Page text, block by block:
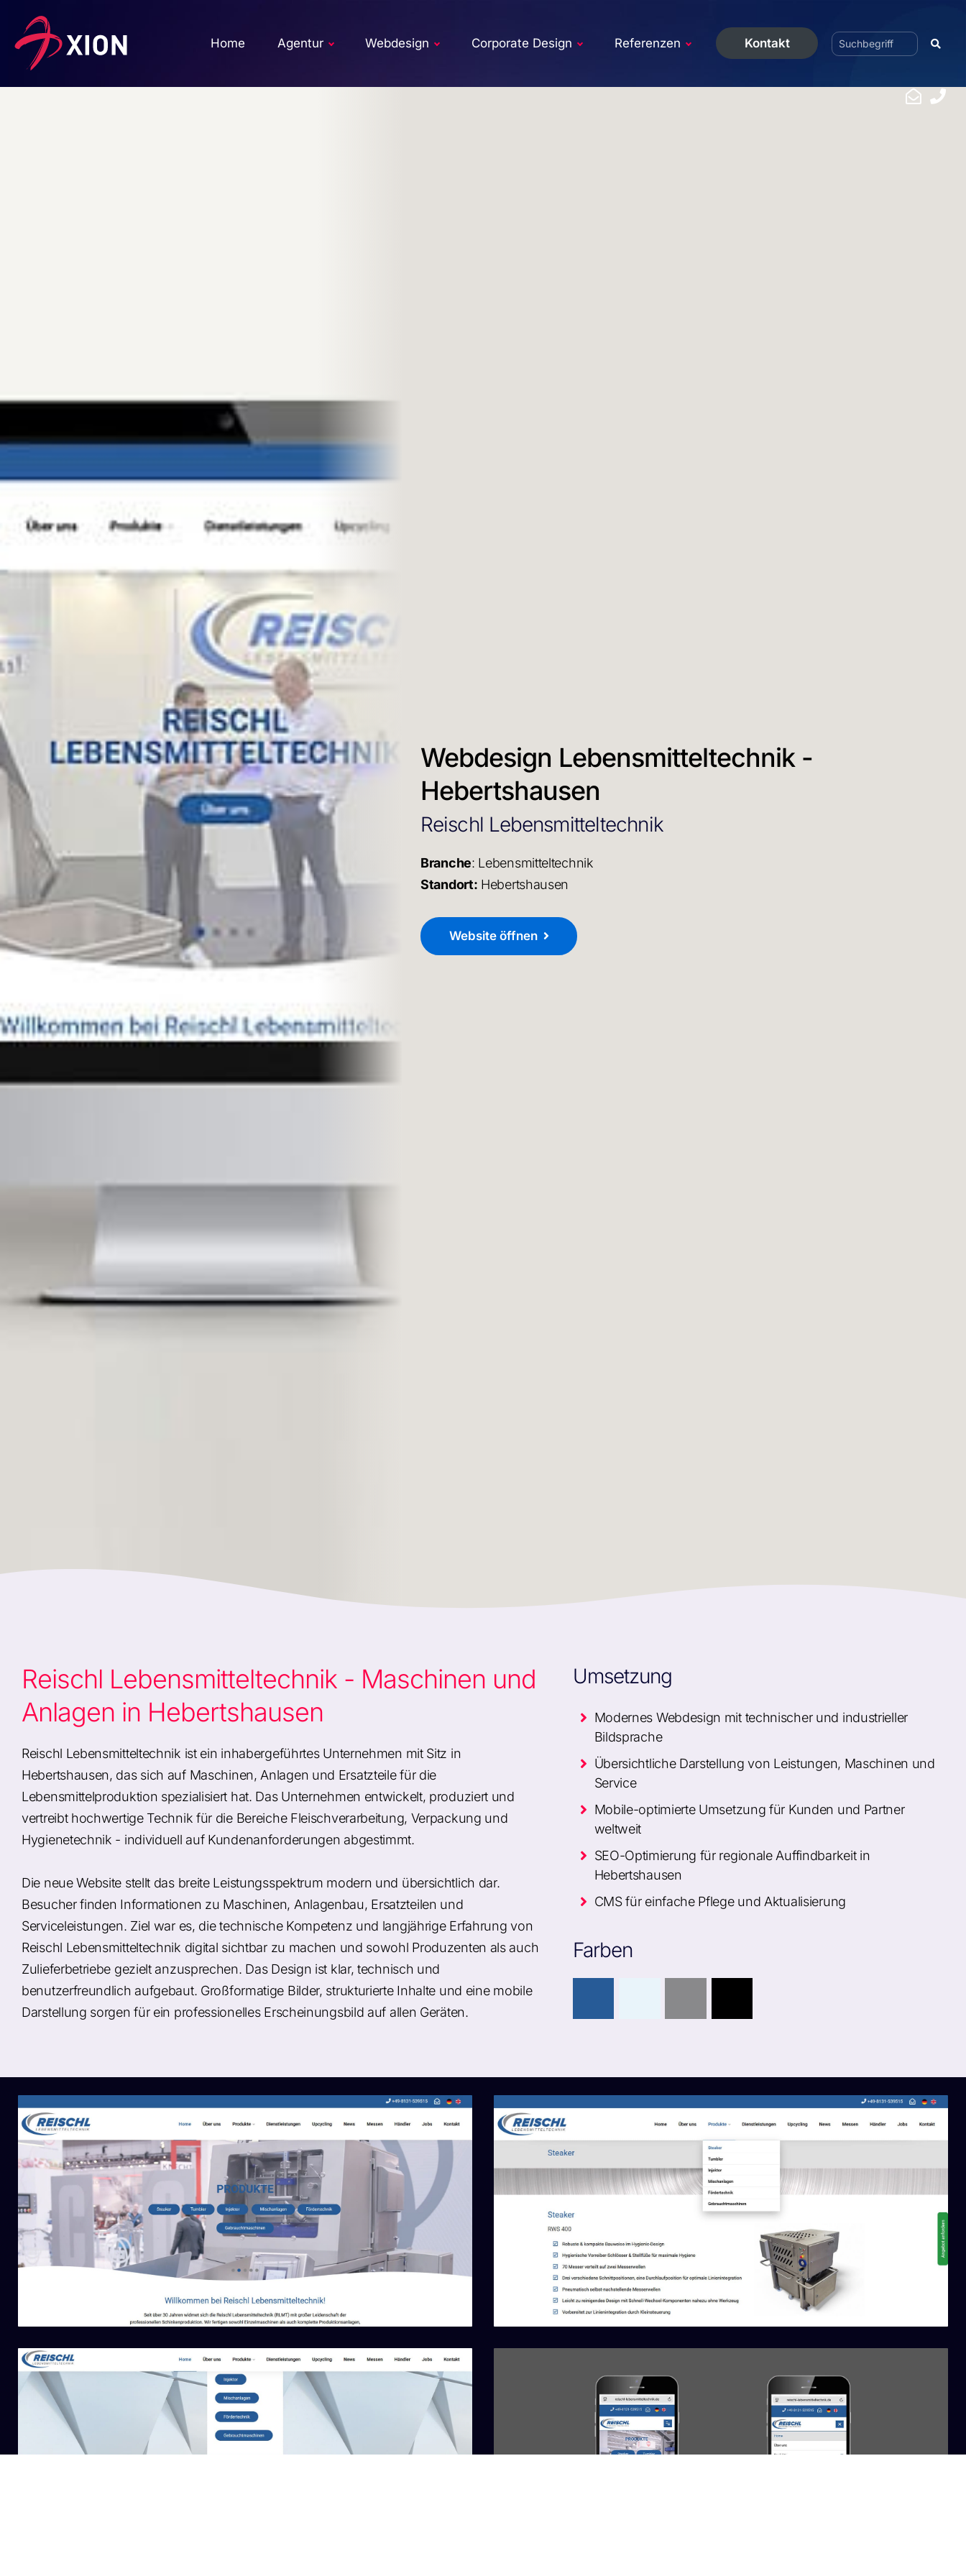
Home Agentur Webdesign Corporate Design Referenzen Kontakt
Webdesign Lebensmitteltechnik -
Hebertshausen
Reischl Lebensmitteltechnik
Branche: Lebensmitteltechnik
Standort: Hebertshausen
Website öffnen
Reischl Lebensmitteltechnik - Maschinen und
Anlagen in Hebertshausen
Reischl Lebensmitteltechnik ist ein inhabergeführtes Unternehmen mit Sitz in
Hebertshausen, das sich auf Maschinen, Anlagen und Ersatzteile für die
Lebensmittelproduktion spezialisiert hat. Das Unternehmen entwickelt, produziert und
vertreibt hochwertige Technik für die Bereiche Fleischverarbeitung, Verpackung und
Hygienetechnik - individuell auf Kundenanforderungen abgestimmt.
Die neue Website stellt das breite Leistungsspektrum modern und übersichtlich dar.
Besucher finden Informationen zu Maschinen, Anlagenbau, Ersatzteilen und
Serviceleistungen. Ziel war es, die technische Kompetenz und langjährige Erfahrung von
Reischl Lebensmitteltechnik digital sichtbar zu machen und sowohl Produzenten als auch
Zulieferbetriebe gezielt anzusprechen. Das Design ist klar, technisch und
benutzerfreundlich aufgebaut. Großformatige Bilder, strukturierte Inhalte und eine mobile
Darstellung sorgen für ein professionelles Erscheinungsbild auf allen Geräten.
Umsetzung
Modernes Webdesign mit technischer und industrieller
Bildsprache
Übersichtliche Darstellung von Leistungen, Maschinen und
Service
Mobile-optimierte Umsetzung für Kunden und Partner
weltweit
SEO-Optimierung für regionale Auffindbarkeit in
Hebertshausen
CMS für einfache Pflege und Aktualisierung
Farben